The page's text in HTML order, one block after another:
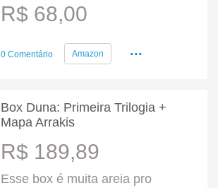
R$ 68,00
0 Comentário Amazon ...
Box Duna: Primeira Trilogia +
Mapa Arrakis
R$ 189,89
Esse box é muita areia pro